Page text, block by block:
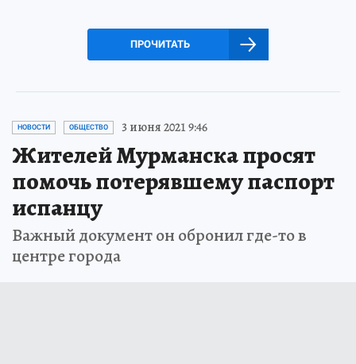
ПРОЧИТАТЬ
НОВОСТИ ОБЩЕСТВО 3 июня 2021 9:46
Жителей Мурманска просят
помочь потерявшему паспорт
испанцу
Важный документ он обронил где-то в
центре города